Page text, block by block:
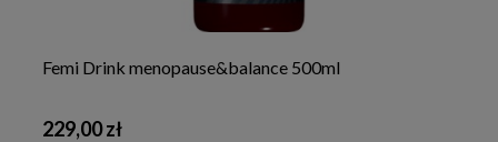
Femi Drink menopause&balance 500ml
229,00 zł